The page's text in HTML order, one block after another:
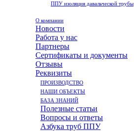
ППУ изоляция давальческой трубы
О компании
Новости
Работа у нас
Партнеры
Сертификаты и документы
Отзывы
Реквизиты
ПРОИЗВОДСТВО
НАШИ ОБЪЕКТЫ
БАЗА ЗНАНИЙ
Полезные статьи
Вопросы и ответы
Азбука труб ППУ